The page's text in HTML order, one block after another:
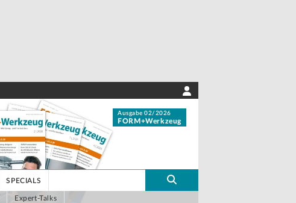
Ausgabe 02/2026
FORM+Werkzeug
SPECIALS
Expert-Talks